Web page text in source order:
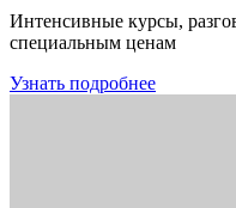
Интенсивные курсы,
специальным ценам
Узнать подробнее